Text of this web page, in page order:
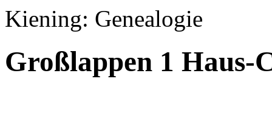
Kiening: Genealogie
Großlappen 1